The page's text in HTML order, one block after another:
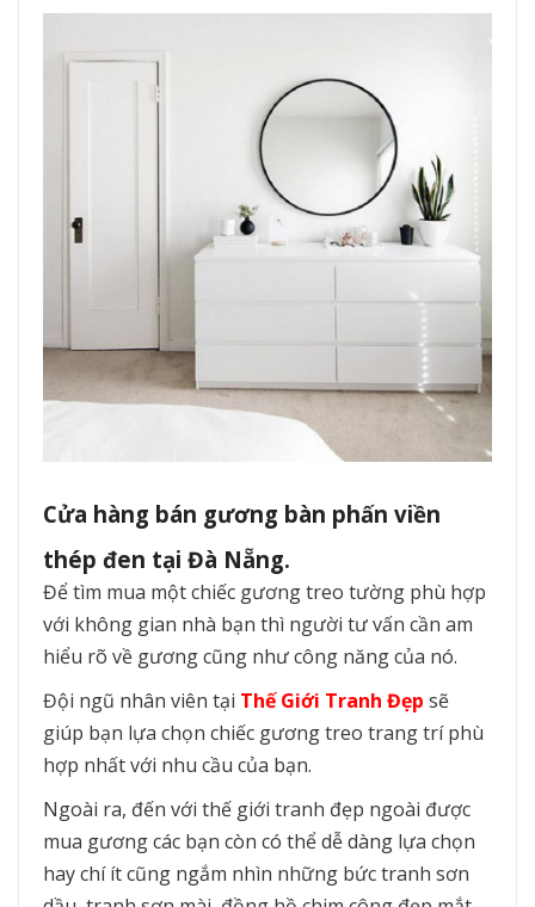
Cửa hàng bán gương bàn phấn viền
thép đen tại Đà Nẵng.
Để tìm mua một chiếc gương treo tường phù hợp
với không gian nhà bạn thì người tư vấn cần am
hiểu rõ về gương cũng như công năng của nó.
Đội ngũ nhân viên tại Thế Giới Tranh Đẹp sẽ
giúp bạn lựa chọn chiếc gương treo trang trí phù
hợp nhất với nhu cầu của bạn.
Ngoài ra, đến với thế giới tranh đẹp ngoài được
mua gương các bạn còn có thể dễ dàng lựa chọn
hay chí ít cũng ngắm nhìn những bức tranh sơn